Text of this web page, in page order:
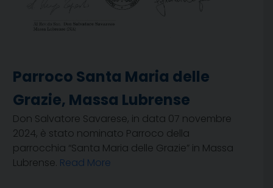
Parroco Santa Maria delle
Grazie, Massa Lubrense
Don Salvatore Savarese, in data 07 novembre
2024, è stato nominato Parroco della
parrocchia “Santa Maria delle Grazie” in Massa
Lubrense. Read More